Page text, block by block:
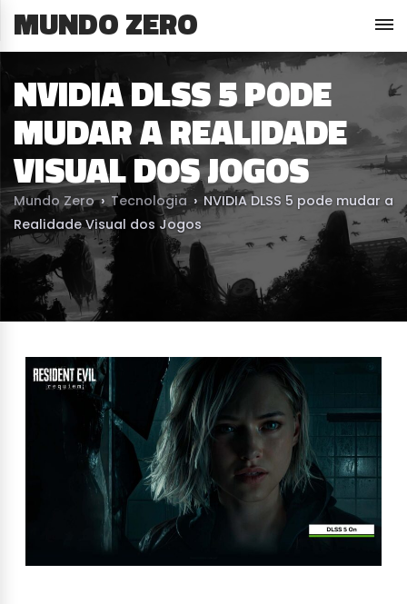
MUNDO ZERO
NVIDIA DLSS 5 PODE
MUDAR A REALIDADE
VISUAL DOS JOGOS
Mundo Zero › Tecnologia › NVIDIA DLSS 5 pode mudar a
Realidade Visual dos Jogos